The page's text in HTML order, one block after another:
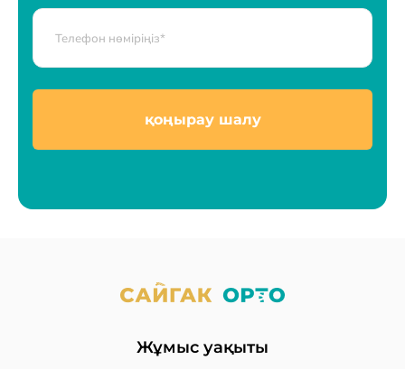
қоңырау шалу
Жұмыс уақыты